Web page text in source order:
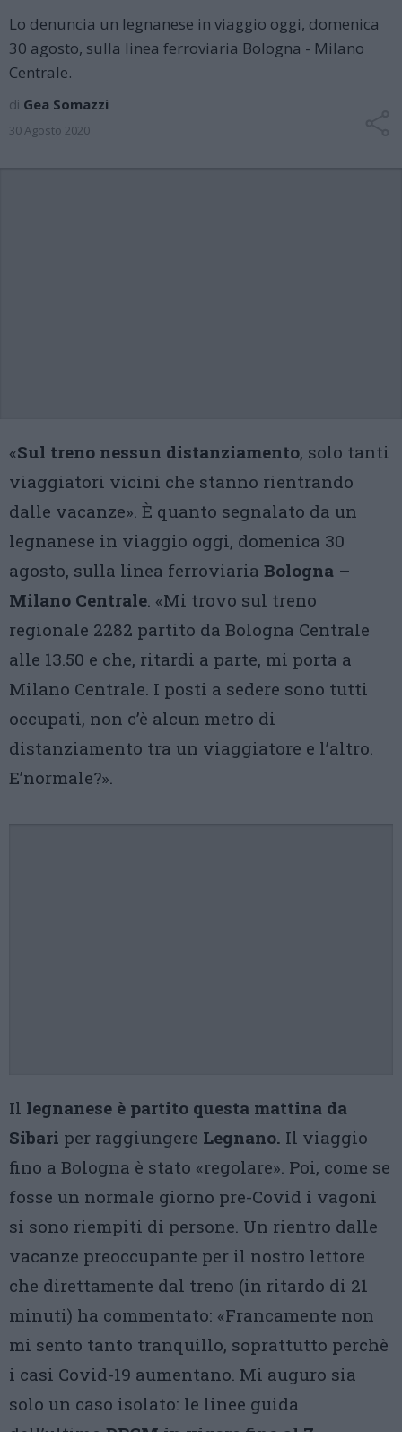
Lo denuncia un legnanese in viaggio oggi, domenica
30 agosto, sulla linea ferroviaria Bologna - Milano
Centrale.
di Gea Somazzi
30 Agosto 2020
«Sul treno nessun distanziamento, solo tanti
viaggiatori vicini che stanno rientrando
dalle vacanze». È quanto segnalato da un
legnanese in viaggio oggi, domenica 30
agosto, sulla linea ferroviaria Bologna –
Milano Centrale. «Mi trovo sul treno
regionale 2282 partito da Bologna Centrale
alle 13.50 e che, ritardi a parte, mi porta a
Milano Centrale. I posti a sedere sono tutti
occupati, non c’è alcun metro di
distanziamento tra un viaggiatore e l’altro.
E’normale?».
Il legnanese è partito questa mattina da
Sibari per raggiungere Legnano. Il viaggio
fino a Bologna è stato «regolare». Poi, come se
fosse un normale giorno pre-Covid i vagoni
si sono riempiti di persone. Un rientro dalle
vacanze preoccupante per il nostro lettore
che direttamente dal treno (in ritardo di 21
minuti) ha commentato: «Francamente non
mi sento tanto tranquillo, soprattutto perchè
i casi Covid-19 aumentano. Mi auguro sia
solo un caso isolato: le linee guida